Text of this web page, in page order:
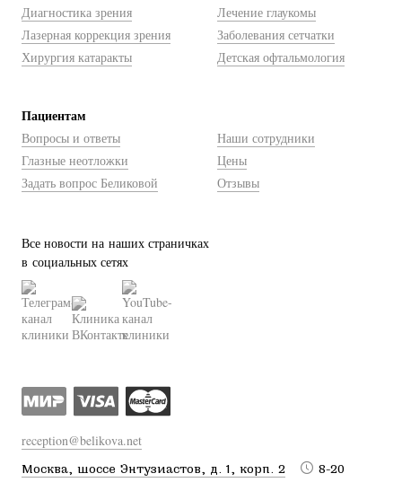
Диагностика зрения
Лазерная коррекция зрения
Хирургия катаракты
Лечение глаукомы
Заболевания сетчатки
Детская офтальмология
Пациентам
Вопросы и ответы
Глазные неотложки
Задать вопрос Беликовой
Наши сотрудники
Цены
Отзывы
Все новости на наших страничках
в социальных сетях
reception@belikova.net
Москва, шоссе Энтузиастов, д. 1, корп. 2 8-20